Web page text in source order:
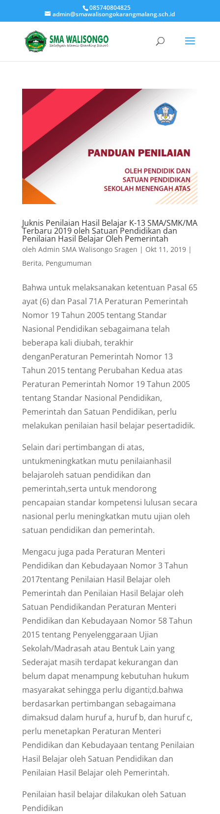
085740804825
admin@smawalisongokarangmalang.sch.id
Juknis Penilaian Hasil Belajar K-13 SMA/SMK/MA
Terbaru 2019 oleh Satuan Pendidikan dan
Penilaian Hasil Belajar Oleh Pemerintah
oleh Admin SMA Walisongo Sragen | Okt 11, 2019|
Berita, Pengumuman
Bahwa untuk melaksanakan ketentuan Pasal 65
ayat (6) dan Pasal 71A Peraturan Pemerintah
Nomor 19 Tahun 2005 tentang Standar
Nasional Pendidikan sebagaimana telah
beberapa kali diubah, terakhir
denganPeraturan Pemerintah Nomor 13
Tahun 2015 tentang Perubahan Kedua atas
Peraturan Pemerintah Nomor 19 Tahun 2005
tentang Standar Nasional Pendidikan,
Pemerintah dan Satuan Pendidikan, perlu
melakukan penilaian hasil belajar pesertadidik.
Selain dari pertimbangan di atas,
untukmeningkatkan mutu penilaianhasil
belajaroleh satuan pendidikan dan
pemerintah,serta untuk mendorong
pencapaian standar kompetensi lulusan secara
nasional perlu meningkatkan mutu ujian oleh
satuan pendidikan dan pemerintah.
Mengacu juga pada Peraturan Menteri
Pendidikan dan Kebudayaan Nomor 3 Tahun
2017tentang Penilaian Hasil Belajar oleh
Pemerintah dan Penilaian Hasil Belajar oleh
Satuan Pendidikandan Peraturan Menteri
Pendidikan dan Kebudayaan Nomor 58 Tahun
2015 tentang Penyelenggaraan Ujian
Sekolah/Madrasah atau Bentuk Lain yang
Sederajat masih terdapat kekurangan dan
belum dapat menampung kebutuhan hukum
masyarakat sehingga perlu diganti;d.bahwa
berdasarkan pertimbangan sebagaimana
dimaksud dalam huruf a, huruf b, dan huruf c,
perlu menetapkan Peraturan Menteri
Pendidikan dan Kebudayaan tentang Penilaian
Hasil Belajar oleh Satuan Pendidikan dan
Penilaian Hasil Belajar oleh Pemerintah.
Penilaian hasil belajar dilakukan oleh Satuan
Pendidikan